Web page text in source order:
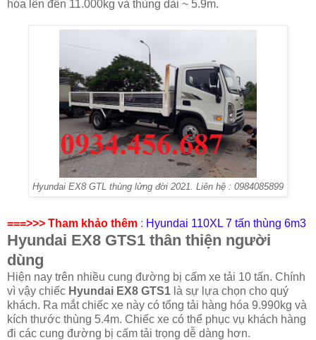
hóa lên đến 11.000kg và thùng dài ~ 5.9m.
Hyundai EX8 GTL thùng lửng đời 2021. Liên hệ : 0984085899
===>>> Tham khảo thêm : Hyundai 110XL 7 tấn thùng 6m3
Hyundai EX8 GTS1 thân thiện người
dùng
Hiện nay trên nhiều cung đường bị cấm xe tải 10 tấn. Chính
vì vậy chiếc Hyundai EX8 GTS1 là sự lựa chọn cho quý
khách. Ra mắt chiếc xe này có tổng tải hàng hóa 9.990kg và
kích thước thùng 5.4m. Chiếc xe có thể phục vụ khách hàng
đi các cung đường bị cấm tải trọng dễ dàng hơn.